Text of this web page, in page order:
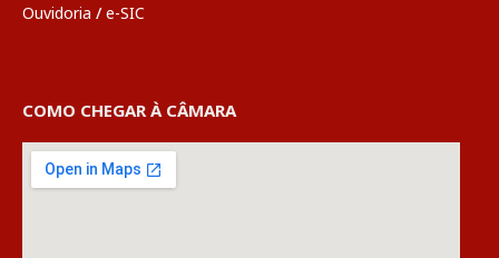
Ouvidoria / e-SIC
COMO CHEGAR À CÂMARA